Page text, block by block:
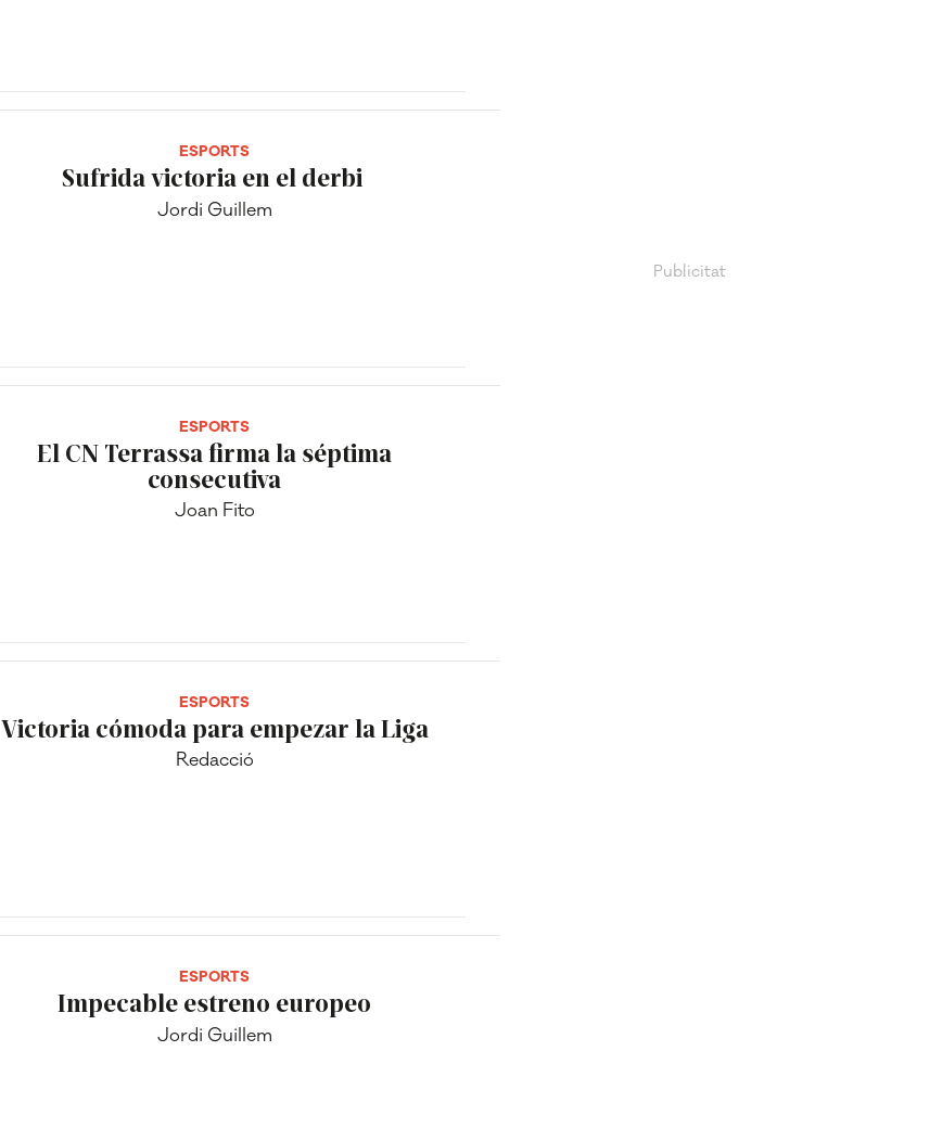
ESPORTS
Sufrida victoria en el derbi
Jordi Guillem
ESPORTS
El CN Terrassa firma la séptima
consecutiva
Joan Fito
ESPORTS
Victoria cómoda para empezar la Liga
Redacció
ESPORTS
Impecable estreno europeo
Jordi Guillem